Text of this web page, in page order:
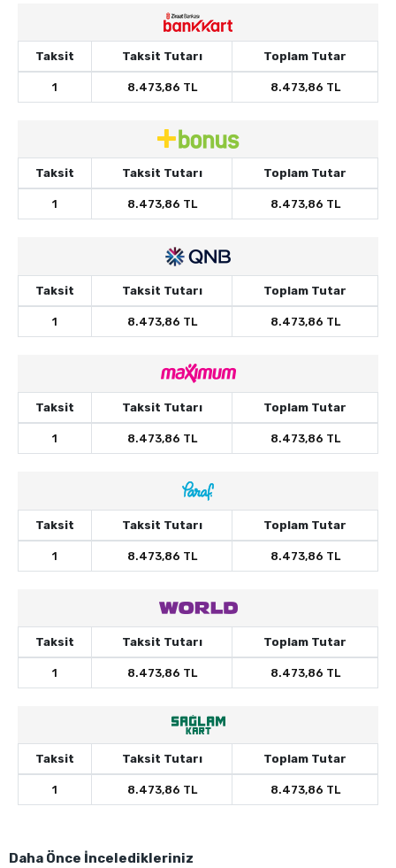
Taksit Taksit Tutarı Toplam Tutar
1 8.473,86 TL 8.473,86 TL
Taksit Taksit Tutarı Toplam Tutar
1 8.473,86 TL 8.473,86 TL
Taksit Taksit Tutarı Toplam Tutar
1 8.473,86 TL 8.473,86 TL
Taksit Taksit Tutarı Toplam Tutar
1 8.473,86 TL 8.473,86 TL
Taksit Taksit Tutarı Toplam Tutar
1 8.473,86 TL 8.473,86 TL
Taksit Taksit Tutarı Toplam Tutar
1 8.473,86 TL 8.473,86 TL
Taksit Taksit Tutarı Toplam Tutar
1 8.473,86 TL 8.473,86 TL
Daha Önce İnceledikleriniz